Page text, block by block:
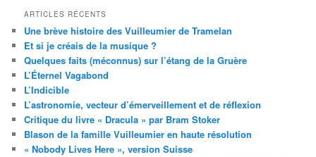
ARTICLES RÉCENTS
Une brève histoire des Vuilleumier de Tramelan
Et si je créais de la musique ?
Quelques faits (méconnus) sur l’étang de la Gruère
L’Éternel Vagabond
L’Indicible
L’astronomie, vecteur d’émerveillement et de réflexion
Critique du livre « Dracula » par Bram Stoker
Blason de la famille Vuilleumier en haute résolution
« Nobody Lives Here », version Suisse